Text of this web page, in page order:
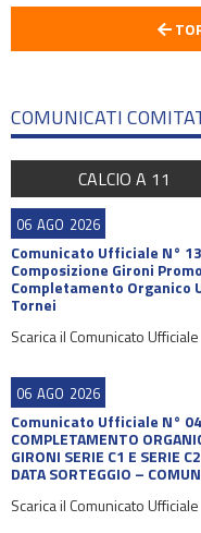
COMUNICATI
CALCIO A 11
06 AGO 2026
Comunicato Ufficiale N° 13
Composizione Gironi
Completamento Organico
Tornei
Scarica il Comunicato Ufficiale
06 AGO 2026
Comunicato Ufficiale N° 04
COMPLETAMENTO
GIRONI SERIE C1 E SERIE
DATA SORTEGGIO –
Scarica il Comunicato Ufficiale